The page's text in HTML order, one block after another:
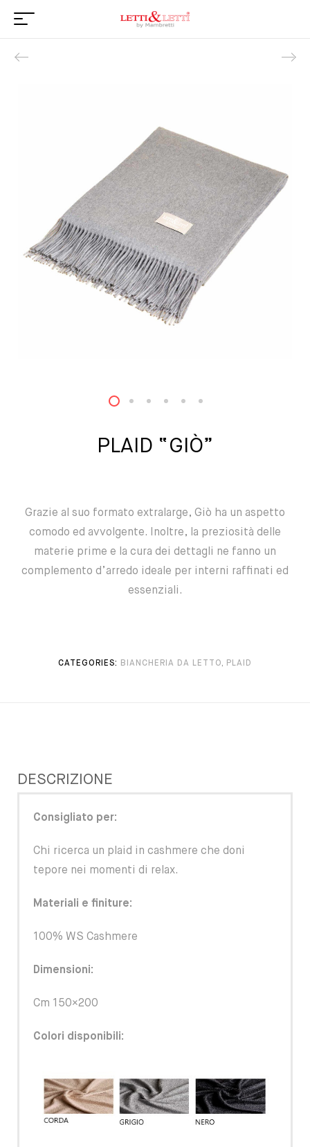
Product navigation
PLAID “GIÒ”
Grazie al suo formato extralarge, Giò ha un aspetto
comodo ed avvolgente. Inoltre, la preziosità delle
materie prime e la cura dei dettagli ne fanno un
complemento d’arredo ideale per interni raffinati ed
essenziali.
CATEGORIES: BIANCHERIA DA LETTO, PLAID
DESCRIZIONE
Consigliato per:
Chi ricerca un plaid in cashmere che doni
tepore nei momenti di relax.
Materiali e finiture:
100% WS Cashmere
Dimensioni:
Cm 150×200
Colori disponibili: